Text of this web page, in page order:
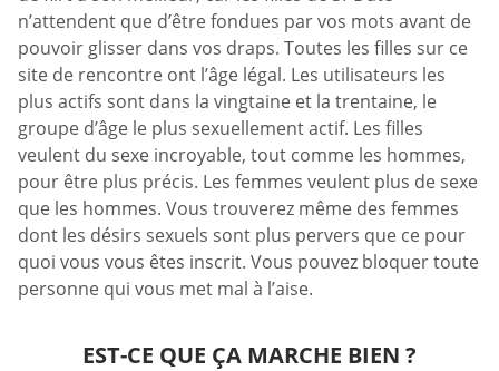
n’attendent que d’être fondues par vos mots avant de
pouvoir glisser dans vos draps. Toutes les filles sur ce
site de rencontre ont l’âge légal. Les utilisateurs les
plus actifs sont dans la vingtaine et la trentaine, le
groupe d’âge le plus sexuellement actif. Les filles
veulent du sexe incroyable, tout comme les hommes,
pour être plus précis. Les femmes veulent plus de sexe
que les hommes. Vous trouverez même des femmes
dont les désirs sexuels sont plus pervers que ce pour
quoi vous vous êtes inscrit. Vous pouvez bloquer toute
personne qui vous met mal à l’aise.
EST-CE QUE ÇA MARCHE BIEN ?